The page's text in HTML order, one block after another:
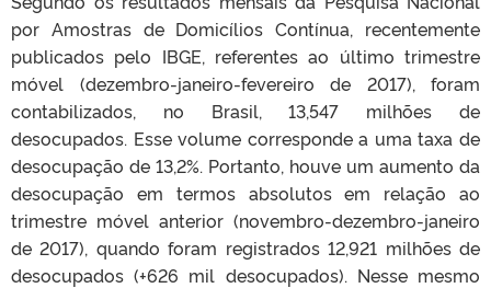
por Amostras de Domicílios Contínua, recentemente
publicados pelo IBGE, referentes ao último trimestre
móvel (dezembro-janeiro-fevereiro de 2017), foram
contabilizados, no Brasil, 13,547 milhões de
desocupados. Esse volume corresponde a uma taxa de
desocupação de 13,2%. Portanto, houve um aumento da
desocupação em termos absolutos em relação ao
trimestre móvel anterior (novembro-dezembro-janeiro
de 2017), quando foram registrados 12,921 milhões de
desocupados (+626 mil desocupados). Nesse mesmo